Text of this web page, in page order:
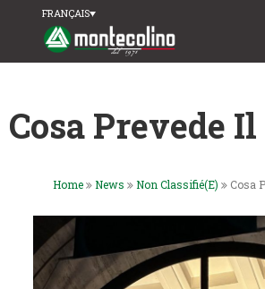
FRANÇAIS
Cosa Prevede
Home News Non Classifié(e) Cosa